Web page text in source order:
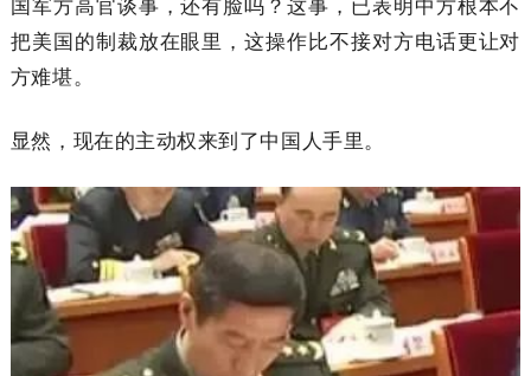
把美国的制裁放在眼里，这操作比不接对方电话更让对
方难堪。
显然，现在的主动权来到了中国人手里。